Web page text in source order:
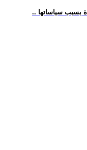
بسبب سياساتها